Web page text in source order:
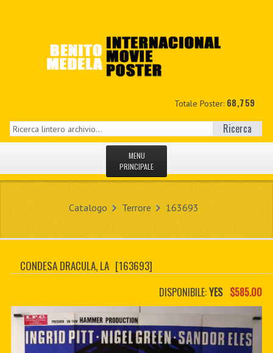
Totale Poster: 68,759
Ricerca
MENU
PRINCIPALE
IL MIO CONTO
CONTATTO
CUSTOM PDF
Catalogo Terrore 163693
CONDESA DRACULA, LA [163693]
DISPONIBILE:YES $585.00